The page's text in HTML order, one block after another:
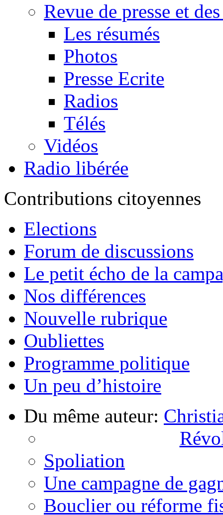
Revue de presse et
Les résumés
Photos
Presse Ecrite
Radios
Télés
Vidéos
Radio libérée
Contributions citoyennes
Elections
Forum de discussions
Le petit écho de la
Nos différences
Nouvelle rubrique
Oubliettes
Programme politique
Un peu d’histoire
Du même auteur:
Spoliation
Une campagne de
Bouclier ou réforme